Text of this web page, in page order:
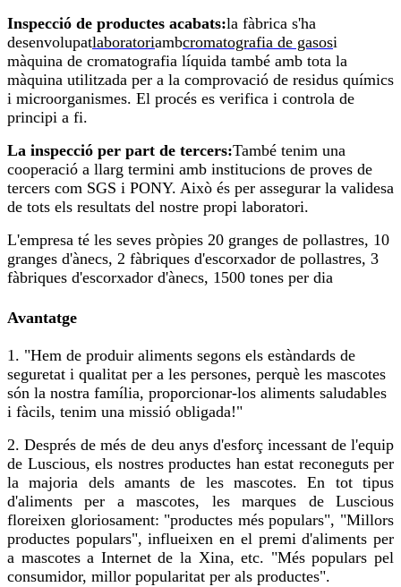
Inspecció de productes acabats:la fàbrica s'ha
desenvolupatlaboratoriambcromatografia de gasosi
màquina de cromatografia líquida també amb tota la
màquina utilitzada per a la comprovació de residus químics
i microorganismes. El procés es verifica i controla de
principi a fi.
La inspecció per part de tercers:També tenim una
cooperació a llarg termini amb institucions de proves de
tercers com SGS i PONY. Això és per assegurar la validesa
de tots els resultats del nostre propi laboratori.
L'empresa té les seves pròpies 20 granges de pollastres, 10
granges d'ànecs, 2 fàbriques d'escorxador de pollastres, 3
fàbriques d'escorxador d'ànecs, 1500 tones per dia
Avantatge
1. "Hem de produir aliments segons els estàndards de
seguretat i qualitat per a les persones, perquè les mascotes
són la nostra família, proporcionar-los aliments saludables
i fàcils, tenim una missió obligada!"
2. Després de més de deu anys d'esforç incessant de l'equip
de Luscious, els nostres productes han estat reconeguts per
la majoria dels amants de les mascotes. En tot tipus
d'aliments per a mascotes, les marques de Luscious
floreixen gloriosament: "productes més populars", "Millors
productes populars", influeixen en el premi d'aliments per
a mascotes a Internet de la Xina, etc. "Més populars pel
consumidor, millor popularitat per als productes".